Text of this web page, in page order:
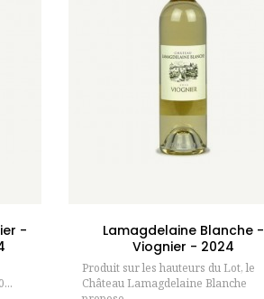
-
Lamagdelaine Blanche -
Viognier - 2024
Produit sur les hauteurs du Lot, le
Château Lamagdelaine Blanche